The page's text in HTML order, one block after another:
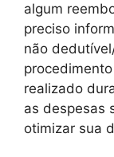
algum
preciso
não
realizado
as despesas
otimizar sua